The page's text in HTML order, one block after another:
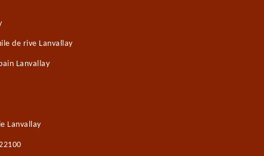
de rive Lanvallay
Lanvallay
Lanvallay